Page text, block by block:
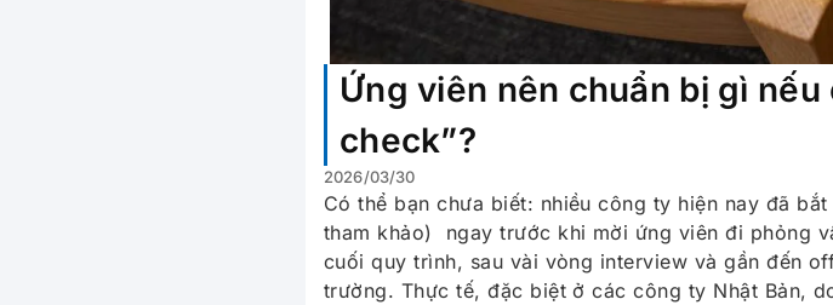
Ứng viên nên chuẩn bị gì
check”?
2026/03/30
Có thể bạn chưa biết: nhiều công ty hiện nay đã
tham khảo) ngay trước khi mời ứng viên đi phỏng
cuối quy trình, sau vài vòng interview và gần đến
trường. Thực tế, đặc biệt ở các công ty Nhật Bản,